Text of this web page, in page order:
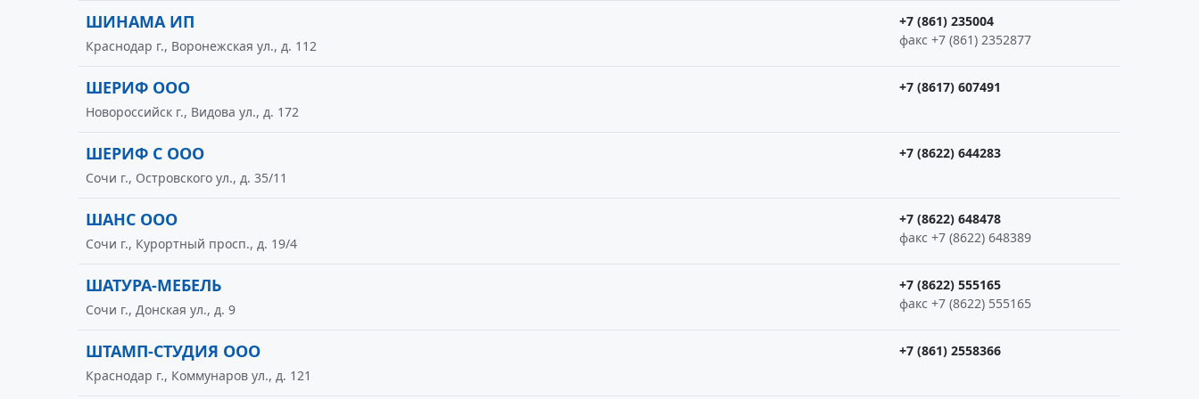
ШИНАМА ИП
+7 (861) 235004
факс +7 (861) 2352877
Краснодар г., Воронежская ул., д. 112
ШЕРИФ ООО
+7 (8617) 607491
Новороссийск г., Видова ул., д. 172
ШЕРИФ С ООО
+7 (8622) 644283
Сочи г., Островского ул., д. 35/11
ШАНС ООО
+7 (8622) 648478
факс +7 (8622) 648389
Сочи г., Курортный просп., д. 19/4
ШАТУРА-МЕБЕЛЬ
+7 (8622) 555165
факс +7 (8622) 555165
Сочи г., Донская ул., д. 9
ШТАМП-СТУДИЯ ООО
+7 (861) 2558366
Краснодар г., Коммунаров ул., д. 121